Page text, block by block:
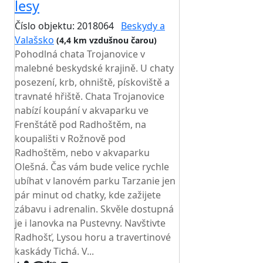
lesy
Číslo objektu: 2018064 Beskydy a
Valašsko (4,4 km vzdušnou čarou)
Pohodlná chata Trojanovice v
malebné beskydské krajině. U chaty
posezení, krb, ohniště, pískoviště a
travnaté hřiště. Chata Trojanovice
nabízí koupání v akvaparku ve
Frenštátě pod Radhoštěm, na
koupališti v Rožnově pod
Radhoštěm, nebo v akvaparku
Olešná. Čas vám bude velice rychle
ubíhat v lanovém parku Tarzanie jen
pár minut od chatky, kde zažijete
zábavu i adrenalin. Skvěle dostupná
je i lanovka na Pustevny. Navštivte
Radhošť, Lysou horu a travertinové
kaskády Tichá. V...